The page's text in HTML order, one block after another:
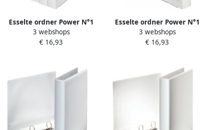
Esselte ordner Power N°1
rug van 5 cm wit pak van 5
stuks
3 webshops
€ 16,93
Esselte ordner Power N°1
rug van 7 5 cm wit pak van
5 stuks
3 webshops
€ 16,93